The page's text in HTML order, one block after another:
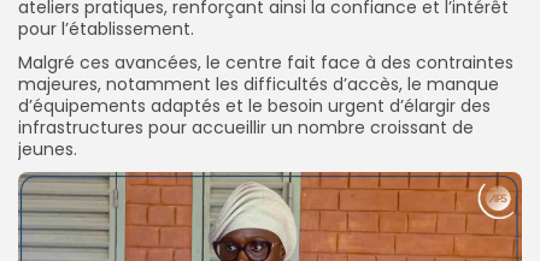
ateliers pratiques, renforçant ainsi la confiance et l’intérêt
pour l’établissement.
Malgré ces avancées, le centre fait face à des contraintes
majeures, notamment les difficultés d’accès, le manque
d’équipements adaptés et le besoin urgent d’élargir des
infrastructures pour accueillir un nombre croissant de
jeunes.